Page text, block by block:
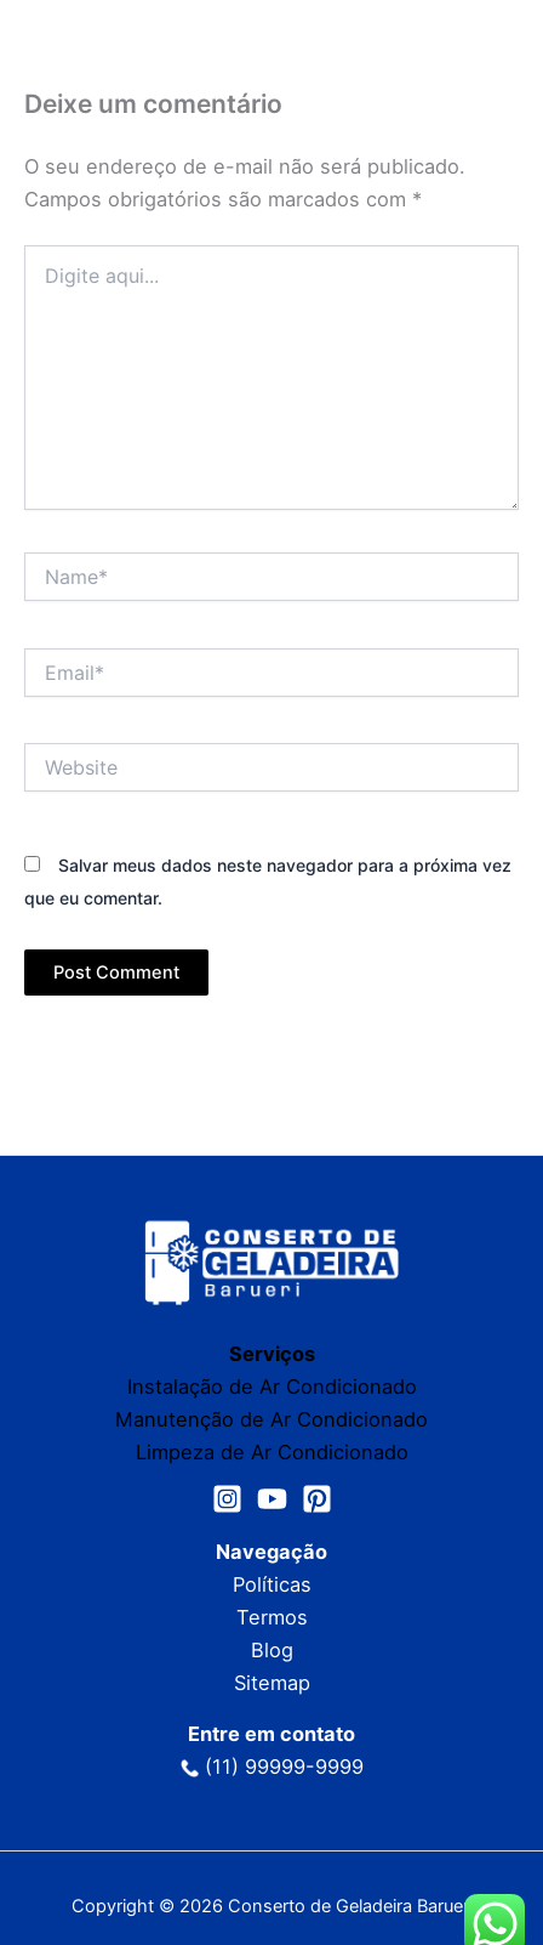
Deixe um comentário
O seu endereço de e-mail não será publicado.
Campos obrigatórios são marcados com *
aqui...
Salvar meus dados neste navegador para a próxima vez
que eu comentar.
Serviços
Instalação de Ar Condicionado
Manutenção de Ar Condicionado
Limpeza de Ar Condicionado
Navegação
Políticas
Termos
Blog
Sitemap
Entre em contato
(11) 99999-9999
Copyright © 2026 Conserto de Geladeira Barueri